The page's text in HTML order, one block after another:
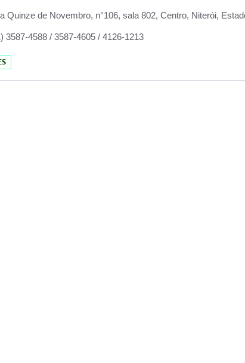
Quinze de Novembro, n°106, sala 802, Centro, Niterói,
3587-4588 / 3587-4605 / 4126-1213